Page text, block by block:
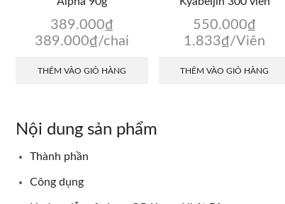
389.000₫
389.000₫/chai
THÊM VÀO GIỎ HÀNG
550.000₫
1.833₫/Viên
THÊM VÀO GIỎ HÀNG
Nội dung sản phẩm
Thành phần
Công dụng